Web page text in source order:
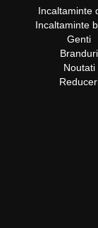
Incaltaminte
Incaltaminte
Genti
Branduri
Noutati